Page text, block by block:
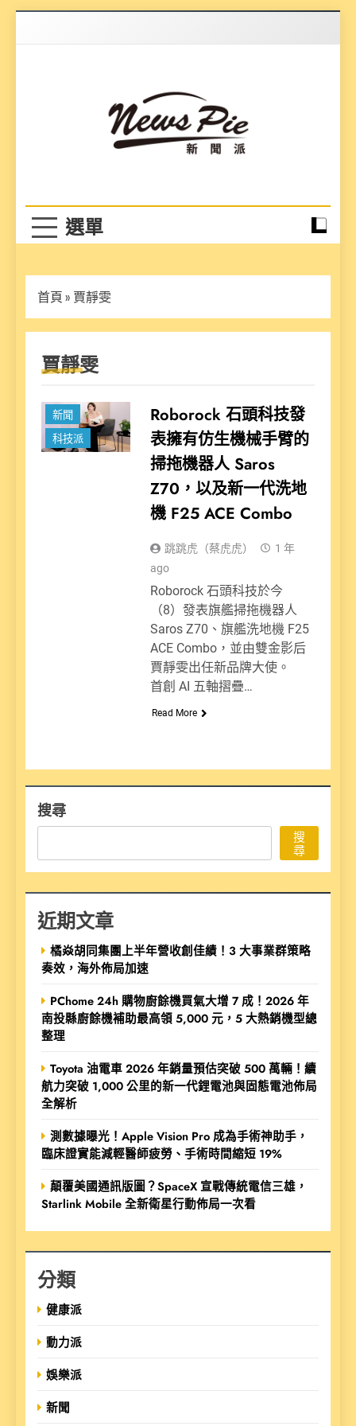
首頁 » 賈靜雯
賈靜雯
新聞
科技派
Roborock 石頭科技發
表擁有仿生機械手臂的
掃拖機器人 Saros
Z70，以及新一代洗地
機 F25 ACE Combo
跳跳虎（蔡虎虎）
1 年
ago
Roborock 石頭科技於今
（8）發表旗艦掃拖機器人
Saros Z70、旗艦洗地機 F25
ACE Combo，並由雙金影后
賈靜雯出任新品牌大使。
首創 AI 五軸摺疊…
Read More
搜尋
搜
尋
近期文章
橘焱胡同集團上半年營收創佳績！3 大事業群策略
奏效，海外佈局加速
PChome 24h 購物廚餘機買氣大增 7 成！2026 年
南投縣廚餘機補助最高領 5,000 元，5 大熱銷機型總
整理
Toyota 油電車 2026 年銷量預估突破 500 萬輛！續
航力突破 1,000 公里的新一代鋰電池與固態電池佈局
全解析
測數據曝光！Apple Vision Pro 成為手術神助手，
臨床證實能減輕醫師疲勞、手術時間縮短 19%
顛覆美國通訊版圖？SpaceX 宣戰傳統電信三雄，
Starlink Mobile 全新衛星行動佈局一次看
分類
健康派
動力派
娛樂派
新聞